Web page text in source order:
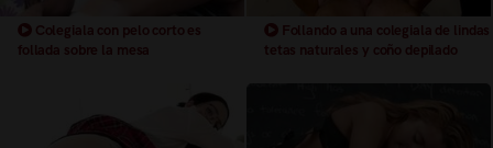
Colegiala con pelo corto es
follada sobre la mesa
Follando a una colegiala de lindas
tetas naturales y coño depilado